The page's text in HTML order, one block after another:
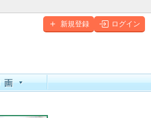
新規登録 ログイン